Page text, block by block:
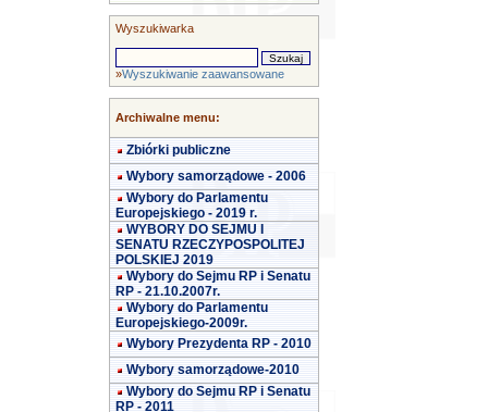
Wyszukiwarka
»Wyszukiwanie zaawansowane
Archiwalne menu:
Zbiórki publiczne
Wybory samorządowe - 2006
Wybory do Parlamentu
Europejskiego - 2019 r.
WYBORY DO SEJMU I
SENATU RZECZYPOSPOLITEJ
POLSKIEJ 2019
Wybory do Sejmu RP i Senatu
RP - 21.10.2007r.
Wybory do Parlamentu
Europejskiego-2009r.
Wybory Prezydenta RP - 2010
Wybory samorządowe-2010
Wybory do Sejmu RP i Senatu
RP - 2011